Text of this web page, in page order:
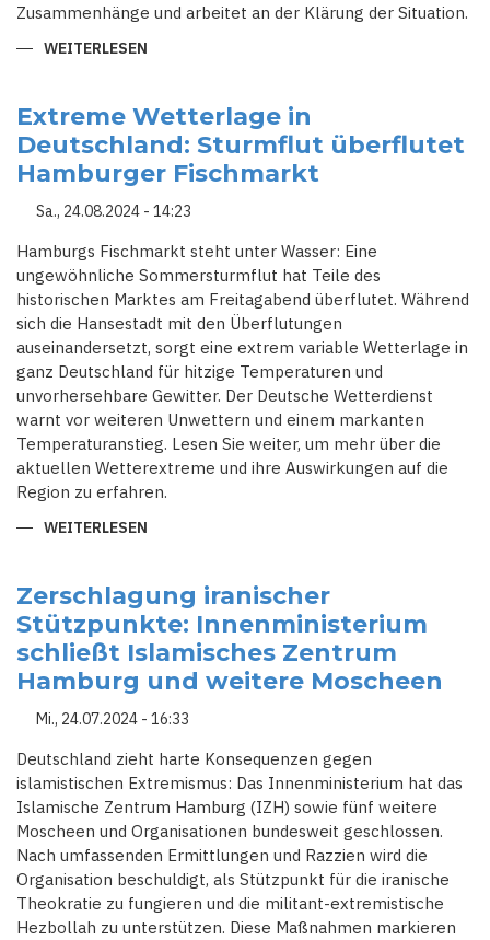
Zusammenhänge und arbeitet an der Klärung der Situation.
WEITERLESEN
SCHULE
IM
POLIZEIEINSATZ
–
DROHUNGEN
AUCH
IN
BRANDENBURG
Extreme Wetterlage in
Deutschland: Sturmflut überflutet
Hamburger Fischmarkt
Sa., 24.08.2024 - 14:23
Hamburgs Fischmarkt steht unter Wasser: Eine
ungewöhnliche Sommersturmflut hat Teile des
historischen Marktes am Freitagabend überflutet. Während
sich die Hansestadt mit den Überflutungen
auseinandersetzt, sorgt eine extrem variable Wetterlage in
ganz Deutschland für hitzige Temperaturen und
unvorhersehbare Gewitter. Der Deutsche Wetterdienst
warnt vor weiteren Unwettern und einem markanten
Temperaturanstieg. Lesen Sie weiter, um mehr über die
aktuellen Wetterextreme und ihre Auswirkungen auf die
Region zu erfahren.
WEITERLESEN
DEUTSCHLAND:
STURMFLUT
ÜBERFLUTET
HAMBURGER
FISCHMARKT
Zerschlagung iranischer
Stützpunkte: Innenministerium
schließt Islamisches Zentrum
Hamburg und weitere Moscheen
Mi., 24.07.2024 - 16:33
Deutschland zieht harte Konsequenzen gegen
islamistischen Extremismus: Das Innenministerium hat das
Islamische Zentrum Hamburg (IZH) sowie fünf weitere
Moscheen und Organisationen bundesweit geschlossen.
Nach umfassenden Ermittlungen und Razzien wird die
Organisation beschuldigt, als Stützpunkt für die iranische
Theokratie zu fungieren und die militant-extremistische
Hezbollah zu unterstützen. Diese Maßnahmen markieren